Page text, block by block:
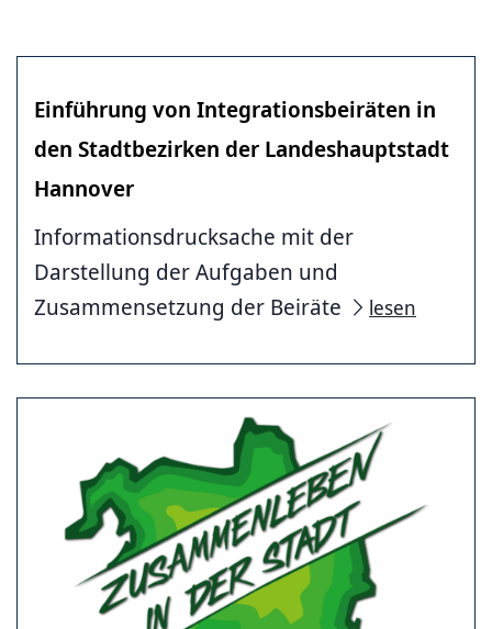
Einführung von Integrationsbeiräten in
den Stadtbezirken der Landeshauptstadt
Hannover
Informationsdrucksache mit der
Darstellung der Aufgaben und
Zusammensetzung der Beiräte
lesen